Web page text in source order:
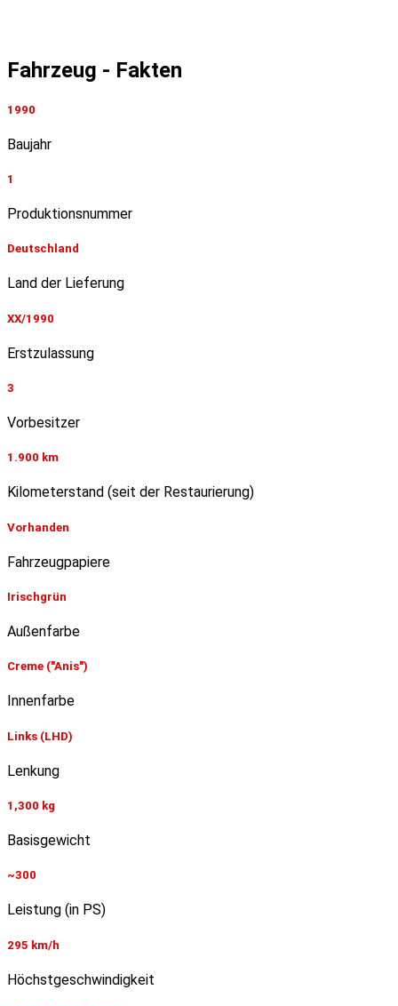
Fahrzeug - Fakten
1990
Baujahr
1
Produktionsnummer
Deutschland
Land der Lieferung
XX/1990
Erstzulassung
3
Vorbesitzer
1.900 km
Kilometerstand (seit der Restaurierung)
Vorhanden
Fahrzeugpapiere
Irischgrün
Außenfarbe
Creme ("Anis")
Innenfarbe
Links (LHD)
Lenkung
1,300 kg
Basisgewicht
~300
Leistung (in PS)
295 km/h
Höchstgeschwindigkeit